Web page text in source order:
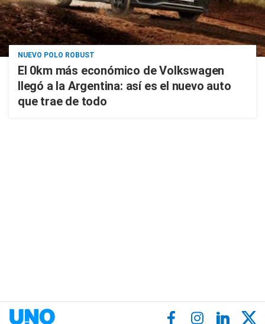
NUEVO POLO ROBUST
El 0km más económico de Volkswagen
llegó a la Argentina: así es el nuevo auto
que trae de todo